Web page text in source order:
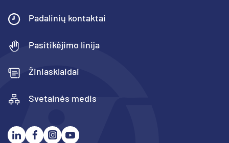
Padalinių kontaktai
Pasitikėjimo linija
Žiniasklaidai
Svetainės medis